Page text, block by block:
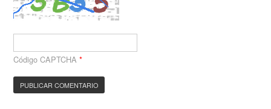
Código CAPTCHA *